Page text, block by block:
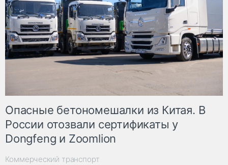
Опасные бетономешалки из Китая. В
России отозвали сертификаты у
Dongfeng и Zoomlion
Коммерческий транспорт